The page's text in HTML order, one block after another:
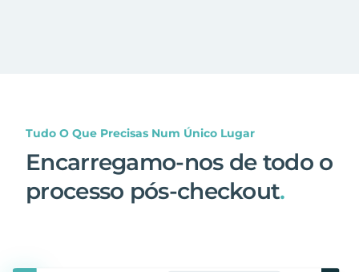
Tudo O Que Precisas Num Único Lugar
Encarregamo-nos de todo o
processo pós-checkout.